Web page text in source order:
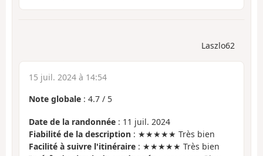
Laszlo62
15 juil. 2024 à 14:54
Note globale : 4.7 / 5
Date de la randonnée : 11 juil. 2024
Fiabilité de la description : ★★★★★ Très bien
Facilité à suivre l'itinéraire : ★★★★★ Très bien